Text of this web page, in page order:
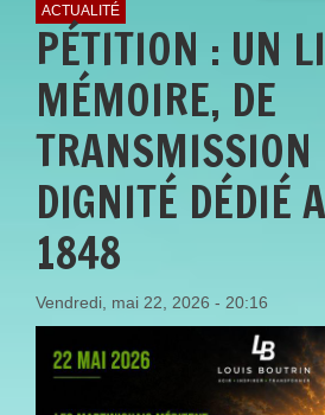
ACTUALITÉ
PÉTITION : UN
MÉMOIRE, DE
TRANSMISSION
DIGNITÉ DÉDIÉ
1848
Vendredi, mai 22, 2026 - 20:16